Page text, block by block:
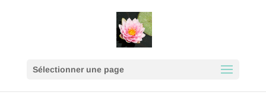
Sélectionner une page